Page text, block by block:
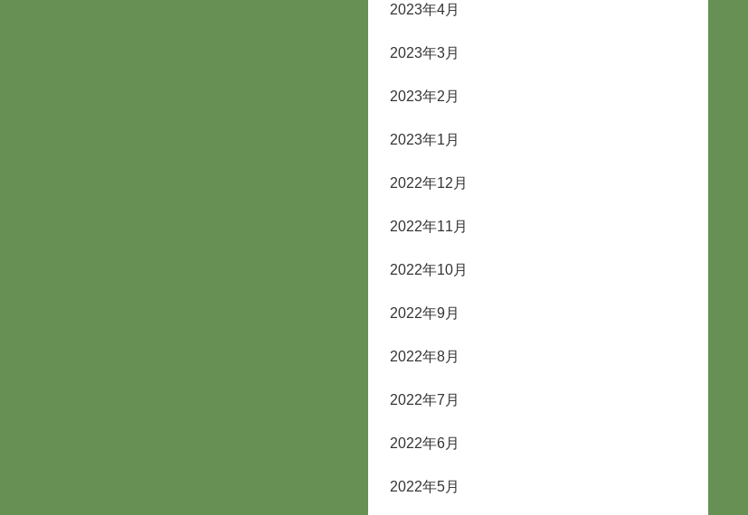
2023年4月
2023年3月
2023年2月
2023年1月
2022年12月
2022年11月
2022年10月
2022年9月
2022年8月
2022年7月
2022年6月
2022年5月